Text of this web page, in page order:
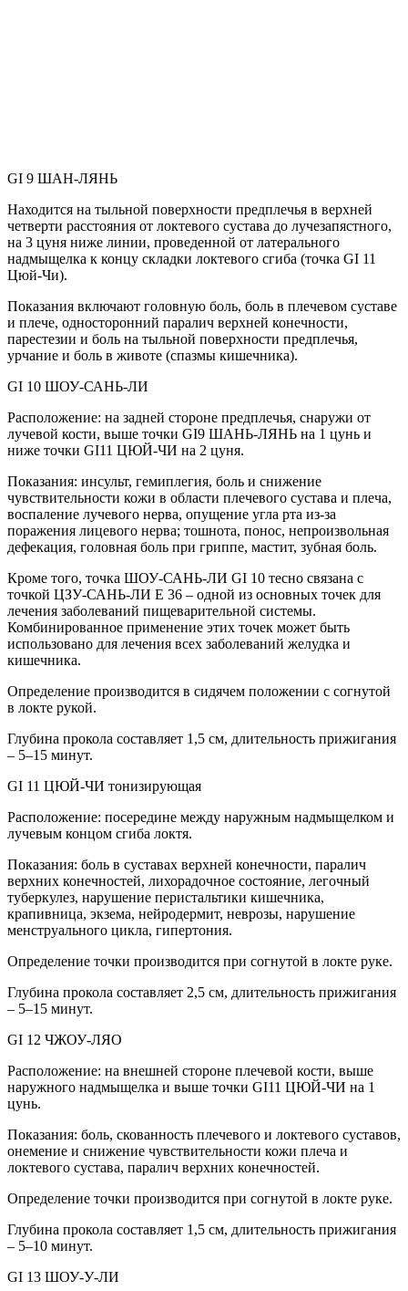
GI 9 ШАН-ЛЯНЬ
Находится на тыльной поверхности предплечья в верхней
четверти расстояния от локтевого сустава до лучезапястного,
на 3 цуня ниже линии, проведенной от латерального
надмыщелка к концу складки локтевого сгиба (точка GI 11
Цюй-Чи).
Показания включают головную боль, боль в плечевом суставе
и плече, односторонний паралич верхней конечности,
парестезии и боль на тыльной поверхности предплечья,
урчание и боль в животе (спазмы кишечника).
GI 10 ШОУ-САНЬ-ЛИ
Расположение: на задней стороне предплечья, снаружи от
лучевой кости, выше точки GI9 ШАНЬ-ЛЯНЬ на 1 цунь и
ниже точки GI11 ЦЮЙ-ЧИ на 2 цуня.
Показания: инсульт, гемиплегия, боль и снижение
чувствительности кожи в области плечевого сустава и плеча,
воспаление лучевого нерва, опущение угла рта из-за
поражения лицевого нерва; тошнота, понос, непроизвольная
дефекация, головная боль при гриппе, мастит, зубная боль.
Кроме того, точка ШОУ-САНЬ-ЛИ GI 10 тесно связана с
точкой ЦЗУ-САНЬ-ЛИ E 36 – одной из основных точек для
лечения заболеваний пищеварительной системы.
Комбинированное применение этих точек может быть
использовано для лечения всех заболеваний желудка и
кишечника.
Определение производится в сидячем положении с согнутой
в локте рукой.
Глубина прокола составляет 1,5 см, длительность прижигания
– 5–15 минут.
GI 11 ЦЮЙ-ЧИ тонизирующая
Расположение: посередине между наружным надмыщелком и
лучевым концом сгиба локтя.
Показания: боль в суставах верхней конечности, паралич
верхних конечностей, лихорадочное состояние, легочный
туберкулез, нарушение перистальтики кишечника,
крапивница, экзема, нейродермит, неврозы, нарушение
менструального цикла, гипертония.
Определение точки производится при согнутой в локте руке.
Глубина прокола составляет 2,5 см, длительность прижигания
– 5–15 минут.
GI 12 ЧЖОУ-ЛЯО
Расположение: на внешней стороне плечевой кости, выше
наружного надмыщелка и выше точки GI11 ЦЮЙ-ЧИ на 1
цунь.
Показания: боль, скованность плечевого и локтевого суставов,
онемение и снижение чувствительности кожи плеча и
локтевого сустава, паралич верхних конечностей.
Определение точки производится при согнутой в локте руке.
Глубина прокола составляет 1,5 см, длительность прижигания
– 5–10 минут.
GI 13 ШОУ-У-ЛИ